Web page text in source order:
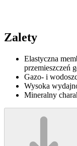
Zalety
Elastyczna
przemieszczeń
Gazo- i
Wysoka
Mineralny